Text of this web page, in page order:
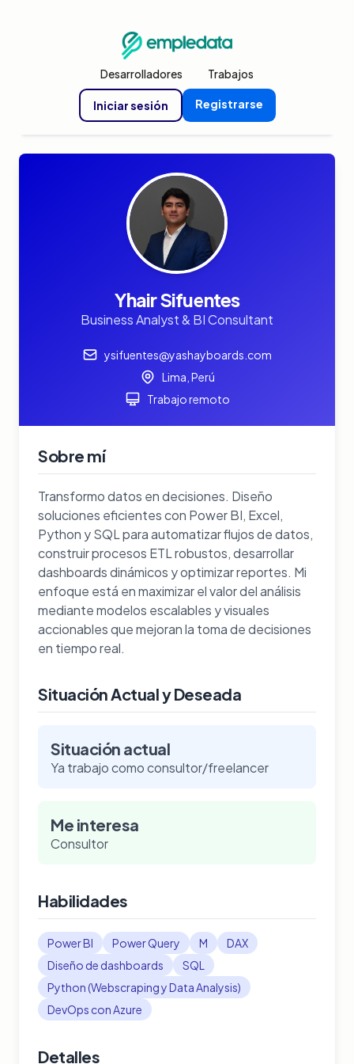
Desarrolladores Trabajos
Iniciar sesión Registrarse
Yhair Sifuentes
Business Analyst & BI Consultant
ysifuentes@yashayboards.com
Lima, Perú
Trabajo remoto
Sobre mí
Transformo datos en decisiones. Diseño
soluciones eficientes con Power BI, Excel,
Python y SQL para automatizar flujos de datos,
construir procesos ETL robustos, desarrollar
dashboards dinámicos y optimizar reportes. Mi
enfoque está en maximizar el valor del análisis
mediante modelos escalables y visuales
accionables que mejoran la toma de decisiones
en tiempo real.
Situación Actual y Deseada
Situación actual
Ya trabajo como consultor/freelancer
Me interesa
Consultor
Habilidades
Power BI Power Query M
DAX
Diseño de dashboards
SQL
Python (Webscraping y Data Analysis)
DevOps con Azure
Detalles